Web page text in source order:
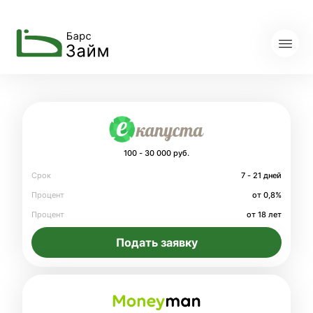
100 - 30 000 руб.
Срок
7 - 21 дней
Процент
от 0,8%
Процент
от 18 лет
Подать заявку